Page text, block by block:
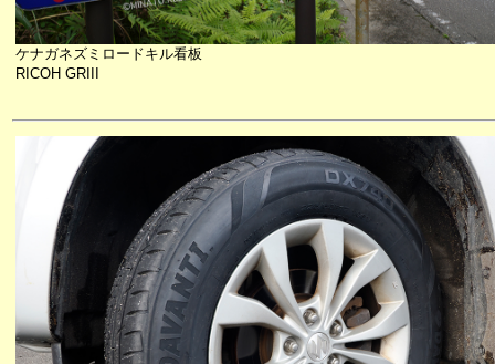
ケナガネズミロードキル看板
RICOH GRIII